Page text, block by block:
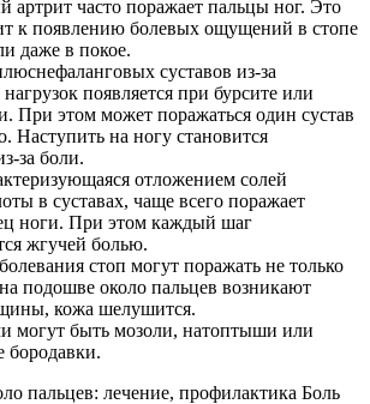
артрит часто поражает пальцы ног. Это
к появлению болевых ощущений в стопе
даже в покое.
суставов из-за
появляется при бурсите или
При этом может поражаться один сустав
Наступить на ногу становится
за боли.
отложением солей
в суставах, чаще всего поражает
ноги. При этом каждый шаг
жгучей болью.
стоп могут поражать не только
подошве около пальцев возникают
кожа шелушится.
могут быть мозоли, натоптыши или
Боль